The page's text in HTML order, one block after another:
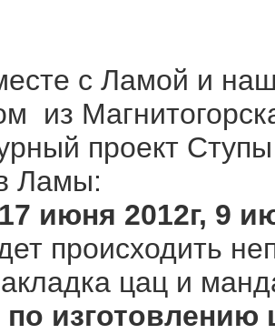
с Ламой и
из
проект
Ламы:
июня 2012г, 9
происходить
цац и
изготовлению